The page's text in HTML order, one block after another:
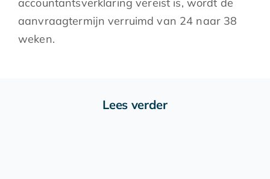
aanvraagtermijn verruimd van 24 naar 38
weken.
Lees verder